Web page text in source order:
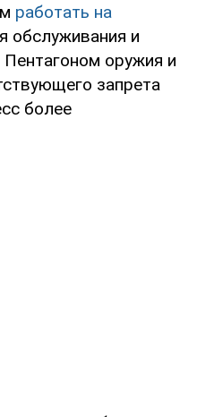
работать на
обслуживания и
оружия и
запрета
более